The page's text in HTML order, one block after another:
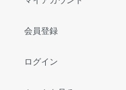
会員登録
ログイン